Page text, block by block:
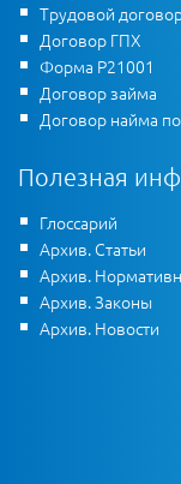
Трудовой
Договор ГПХ
Форма Р21001
Договор займа
Договор найма
Полезная
Глоссарий
Архив. Статьи
Архив.
Архив. Законы
Архив. Новости